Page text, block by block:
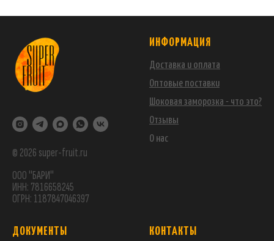
© 2026 super-fruit.ru
ООО "БАРИ"
ИНН: 7816658245
ОГРН: 1187847046397
ИНФОРМАЦИЯ
Доставка и оплата
Оптовые поставки
Шоковая заморозка - что это?
Отзывы
О нас
ДОКУМЕНТЫ КОНТАКТЫ